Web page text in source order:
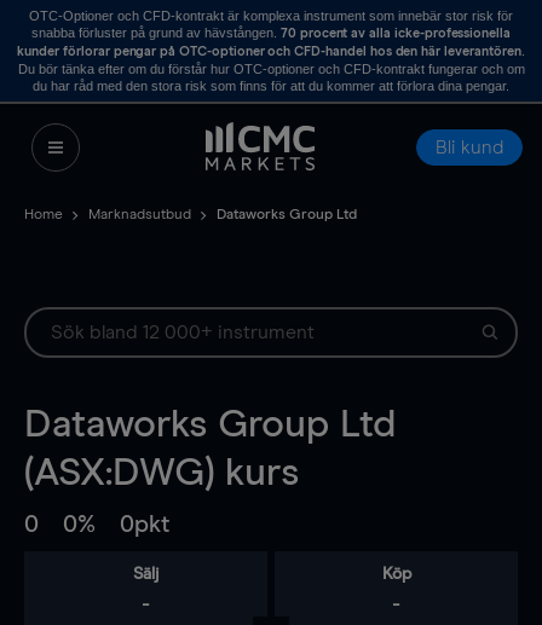
OTC-Optioner och CFD-kontrakt är komplexa instrument som innebär stor risk för
snabba förluster på grund av hävstången. 70 procent av alla icke-professionella
kunder förlorar pengar på OTC-optioner och CFD-handel hos den här leverantören.
Du bör tänka efter om du förstår hur OTC-optioner och CFD-kontrakt fungerar och om
du har råd med den stora risk som finns för att du kommer att förlora dina pengar.
Bli kund
Home Marknadsutbud Dataworks Group Ltd
Dataworks Group Ltd
(ASX:DWG) kurs
0 0% 0pkt
Sälj
-
Köp
-